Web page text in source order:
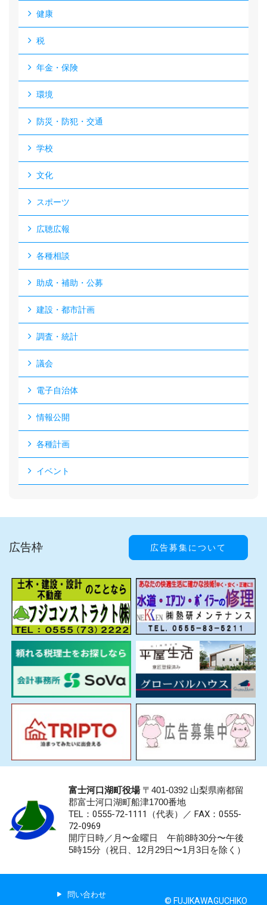
健康
税
年金・保険
環境
防災・防犯・交通
学校
文化
スポーツ
広聴広報
各種相談
助成・補助・公募
建設・都市計画
調査・統計
議会
電子自治体
情報公開
各種計画
イベント
広告枠 広告募集について
富士河口湖町役場〒401-0392 山梨県南都留
郡富士河口湖町船津1700番地
TEL：0555-72-1111 （代表）／ FAX：0555-
72-0969
開庁日時／月〜金曜日 午前8時30分〜午後
5時15分（祝日、12月29日〜1月3日を除く）
問い合わせ
© FUJIKAWAGUCHIKO